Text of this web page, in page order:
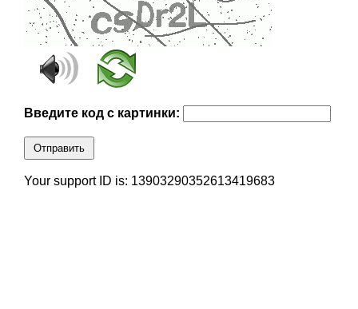
Введите код с картинки:
Отправить
Your support ID is: 13903290352613419683